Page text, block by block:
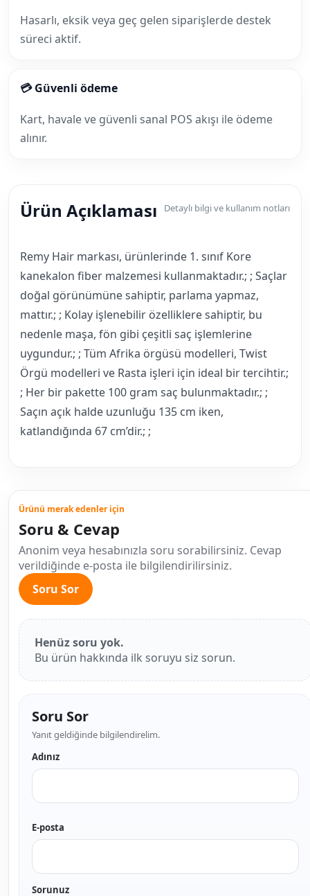
Hasarlı, eksik veya geç gelen siparişlerde destek
süreci aktif.
💳 Güvenli ödeme
Kart, havale ve güvenli sanal POS akışı ile ödeme
alınır.
Ürün Açıklaması Detaylı bilgi ve kullanım notları
Remy Hair markası, ürünlerinde 1. sınıf Kore
kanekalon fiber malzemesi kullanmaktadır.; ; Saçlar
doğal görünümüne sahiptir, parlama yapmaz,
mattır.; ; Kolay işlenebilir özelliklere sahiptir, bu
nedenle maşa, fön gibi çeşitli saç işlemlerine
uygundur.; ; Tüm Afrika örgüsü modelleri, Twist
Örgü modelleri ve Rasta işleri için ideal bir tercihtir.;
; Her bir pakette 100 gram saç bulunmaktadır.; ;
Saçın açık halde uzunluğu 135 cm iken,
katlandığında 67 cm’dir.; ;
Ürünü merak edenler için
Soru & Cevap
Anonim veya hesabınızla soru sorabilirsiniz. Cevap
verildiğinde e-posta ile bilgilendirilirsiniz.
Soru Sor
Henüz soru yok.
Bu ürün hakkında ilk soruyu siz sorun.
Soru Sor
Yanıt geldiğinde bilgilendirelim.
Adınız
E-posta
Sorunuz